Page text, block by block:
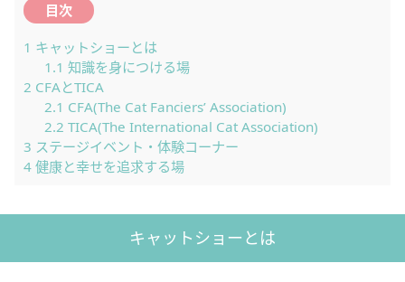
目次
1 キャットショーとは
1.1 知識を身につける場
2 CFAとTICA
2.1 CFA(The Cat Fanciers’ Association)
2.2 TICA(The International Cat Association)
3 ステージイベント・体験コーナー
4 健康と幸せを追求する場
キャットショーとは